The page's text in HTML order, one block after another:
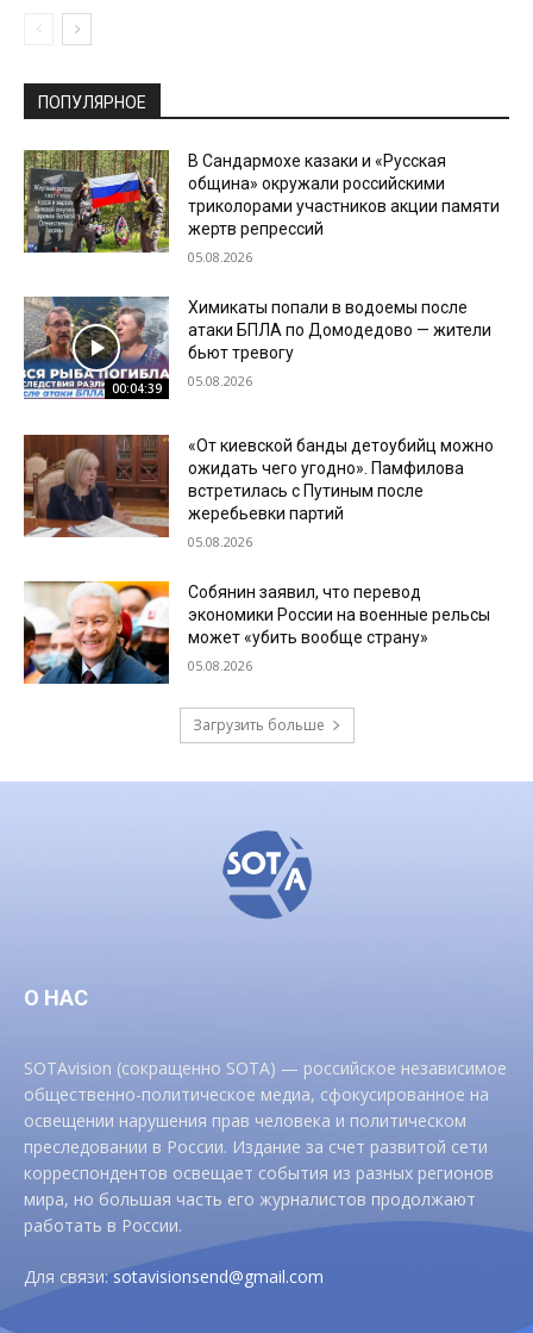
ПОПУЛЯРНОЕ
В Сандармохе казаки и «Русская
община» окружали российскими
триколорами участников акции памяти
жертв репрессий
05.08.2026
00:04:39
Химикаты попали в водоемы после
атаки БПЛА по Домодедово — жители
бьют тревогу
05.08.2026
«От киевской банды детоубийц можно
ожидать чего угодно». Памфилова
встретилась с Путиным после
жеребьевки партий
05.08.2026
Собянин заявил, что перевод
экономики России на военные рельсы
может «убить вообще страну»
05.08.2026
Загрузить больше
О НАС
SOTAvision (сокращенно SOTA) — российское независимое
общественно-политическое медиа, сфокусированное на
освещении нарушения прав человека и политическом
преследовании в России. Издание за счет развитой сети
корреспондентов освещает события из разных регионов
мира, но большая часть его журналистов продолжают
работать в России.
Для связи:sotavisionsend@gmail.com